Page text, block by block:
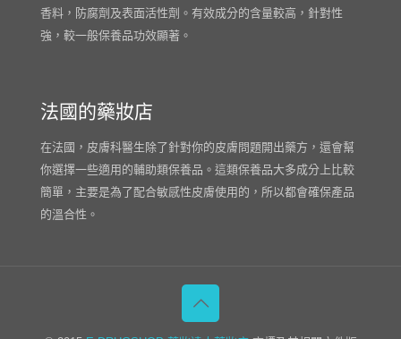
香料，防腐劑及表面活性劑。有效成分的含量較高，針對性
強，較一般保養品功效顯著。
法國的藥妝店
在法國，皮膚科醫生除了針對你的皮膚問題開出藥方，還會幫
你選擇一些適用的輔助類保養品。這類保養品大多成分上比較
簡單，主要是為了配合敏感性皮膚使用的，所以都會確保產品
的溫合性。